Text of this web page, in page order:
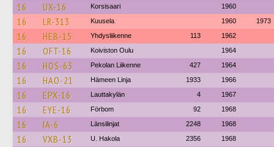
16 UX-16 Korsisaari 1960
16 LR-313 Kuusela 1960 1973
16 HEB-15 Yhdysliikenne 113 1962
16 OFT-16 Koiviston Oulu 1964
16 HOS-63 Pekolan Liikenne 427 1964
16 HAO-21 Hämeen Linja 1933 1966
16 EPX-16 Lauttakylän 4 1967
16 EYE-16 Förbom 92 1968
16 IA-6 Länsilinjat 2248 1968
16 VXB-13 U. Hakola 2356 1968